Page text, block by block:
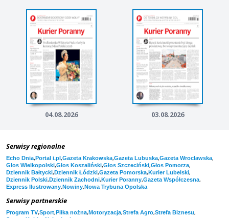
04.08.2026 03.08.2026
Serwisy regionalne
Echo Dnia,Portal i.pl,Gazeta Krakowska,Gazeta Lubuska,Gazeta Wrocławska,
Głos Wielkopolski,Głos Koszaliński,Głos Szczeciński,Głos Pomorza,
Dziennik Bałtycki,Dziennik Łódzki,Gazeta Pomorska,Kurier Lubelski,
Dziennik Polski,Dziennik Zachodni,Kurier Poranny,Gazeta Współczesna,
Express Ilustrowany,Nowiny,Nowa Trybuna Opolska
Serwisy partnerskie
Program TV,Sport,Piłka nożna,Motoryzacja,Strefa Agro,Strefa Biznesu,